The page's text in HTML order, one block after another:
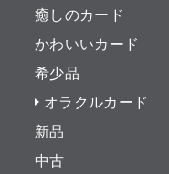
癒しのカード
かわいいカード
希少品
オラクルカード
新品
中古